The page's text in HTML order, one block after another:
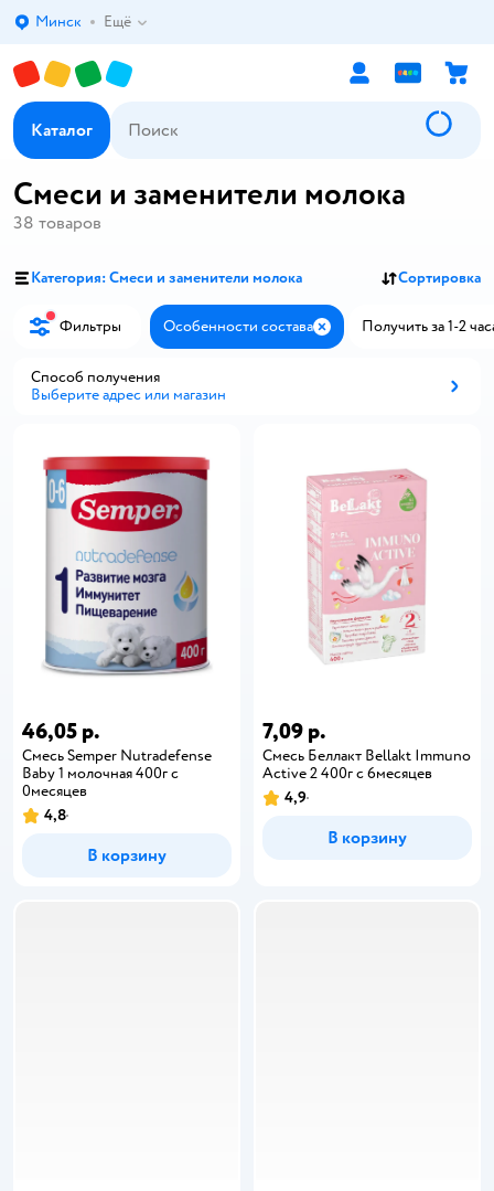
Выбор адреса доставки.
Минск Ещё
Каталог
Смеси и заменители молока
38 товаров
Категория: Смеси и заменители молока Сортировка
Фильтры Особенности состава ЗакрытьПолучить за 1-2
Способ получения
Выберите адрес или магазин
46,05 р.
Смесь Semper Nutradefense
Baby 1 молочная 400г с
0месяцев
4,8
В корзину
7,09 р.
Смесь Беллакт Bellakt Immuno
Active 2 400г с 6месяцев
4,9
В корзину